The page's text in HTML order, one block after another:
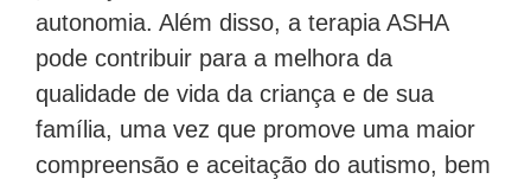
autonomia. Além disso, a terapia ASHA
pode contribuir para a melhora da
qualidade de vida da criança e de sua
família, uma vez que promove uma maior
compreensão e aceitação do autismo, bem